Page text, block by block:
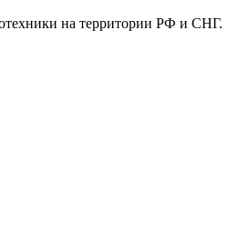
на территории РФ и СНГ.